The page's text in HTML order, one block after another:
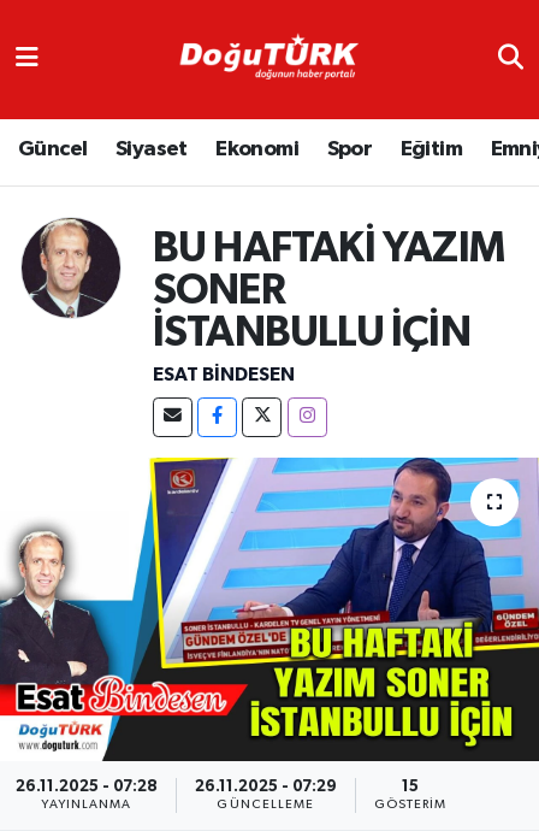
Güncel Siyaset Ekonomi Spor Eğitim
BU HAFTAKİ YAZIM
SONER
İSTANBULLU İÇİN
ESAT BİNDESEN
26.11.2025 - 07:28
YAYINLANMA
26.11.2025 - 07:29
GÜNCELLEME
15
GÖSTERIM
Asayiş
Bölge
Eğitim
KÜLTÜR-SANAT
Magazin
Medya
Politika
Trafik Durumu
Süper Lig Puan Durumu ve Fikstür
Tüm Manşetler
Son Dakika Haberleri
Haber Arşivi